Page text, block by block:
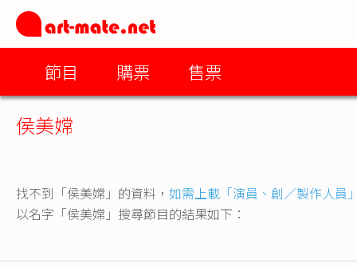
節目 購票 售票
侯美嫦
找不到「侯美嫦」的資料， 如需上載「演員、創／製作人員
以名字「侯美嫦」搜尋節目的結果如下：